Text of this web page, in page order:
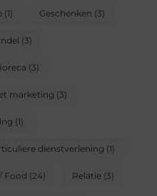
(1) Geschenken (3)
(3)
(3)
marketing (3)
(1)
dienstverlening (1)
Food (24) Relatie(3)